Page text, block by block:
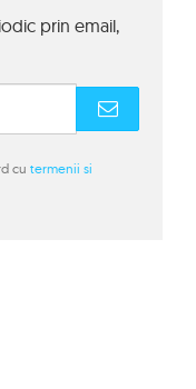
prin email,
cu termenii si